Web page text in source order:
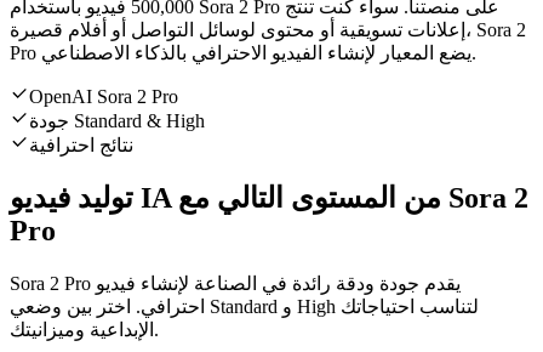
500,000 فيديو باستخدام Sora 2 Pro على منصتنا. سواء كنت تنتج
إعلانات تسويقية أو محتوى لوسائل التواصل أو أفلام قصيرة، Sora 2
Pro يضع المعيار لإنشاء الفيديو الاحترافي بالذكاء الاصطناعي.
OpenAI Sora 2 Pro
جودة Standard & High
نتائج احترافية
توليد فيديو IA من المستوى التالي مع Sora 2
Pro
Sora 2 Pro يقدم جودة ودقة رائدة في الصناعة لإنشاء فيديو
احترافي. اختر بين وضعي Standard و High لتناسب احتياجاتك
الإبداعية وميزانيتك.